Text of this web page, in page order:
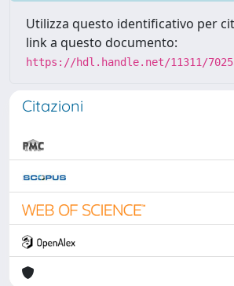
Utilizza questo identificativo per
link a questo documento:
https://hdl.handle.net/11311/
Citazioni